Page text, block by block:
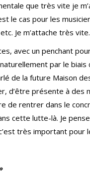
que très vite je
le cas pour les
Je m’attache très vite.
avec un penchant
par le biais
de la future Maison
d’être présente à
de rentrer dans le
cette lutte-là. Je
très important